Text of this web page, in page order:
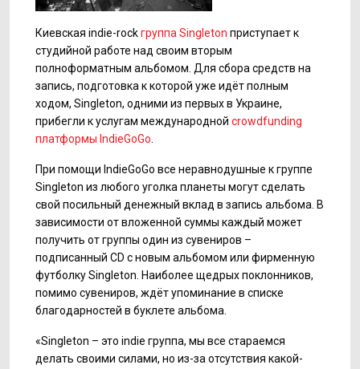
Киевская indie-rockгруппа Singleton приступает к
студийной работе над своим вторым
полноформатным альбомом. Для сбора средств на
запись, подготовка к которой уже идёт полным
ходом, Singleton, одними из первых в Украине,
прибегли к услугам международной crowdfunding
платформы IndieGoGo
При помощи IndieGoGo все неравнодушные к группе
Singleton из любого уголка планеты могут сделать
свой посильный денежный вклад в запись альбома. В
зависимости от вложенной суммы каждый может
получить от группы один из сувениров –
подписанный CD с новым альбомом или фирменную
футболку Singleton. Наиболее щедрых поклонников,
помимо сувениров, ждёт упоминание в списке
благодарностей в буклете альбома.
«Singleton – это indie группа, мы все стараемся
делать своими силами, но из-за отсутствия какой-